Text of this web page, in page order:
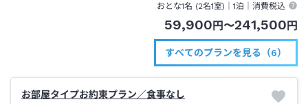
おとな1名 (2名1室)｜1泊 ｜消費税込
59,900円〜241,500円
すべてのプランを見る（6）
お部屋タイプお約束プラン／食事なし